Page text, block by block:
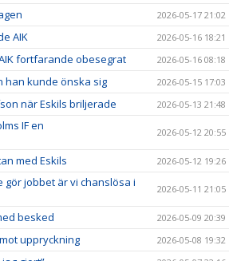
2026-05-17 21:02
AIK 2026-05-16 18:21
fortfarande obesegrat 2026-05-16 08:18
han kunde önska sig 2026-05-15 17:03
när Eskils briljerade 2026-05-13 21:48
IF en
2026-05-12 20:55
med Eskils 2026-05-12 19:26
gör jobbet är vi chanslösa i
2026-05-11 21:05
besked 2026-05-09 20:39
uppryckning 2026-05-08 19:32